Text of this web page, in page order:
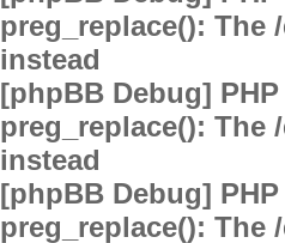
preg_replace(): The
instead
[phpBB Debug]
preg_replace(): The
instead
[phpBB Debug]
preg_replace(): The